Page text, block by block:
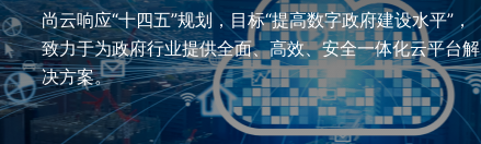
尚云响应“十四五”规划，目标“提高数字政府建设水平”，
致力于为政府行业提供全面、高效、安全一体化云平台解
决方案。